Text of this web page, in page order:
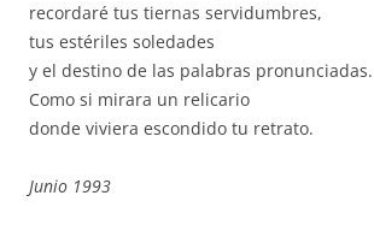
recordaré tus tiernas servidumbres,
tus estériles soledades
y el destino de las palabras pronunciadas.
Como si mirara un relicario
donde viviera escondido tu retrato.
Junio 1993